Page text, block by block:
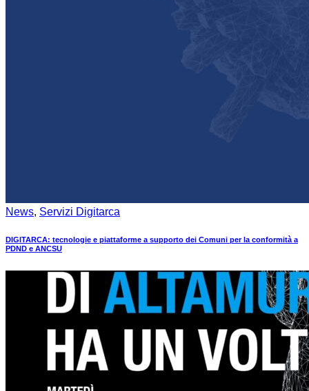
News, Servizi Digitarca
DIGITARCA: tecnologie e piattaforme a supporto dei Comuni per la conformità a
PDND e ANCSU